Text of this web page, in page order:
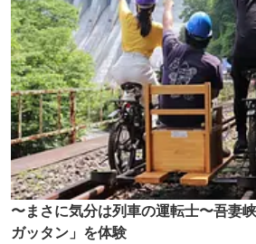
〜まさに気分は列車の運転士〜吾妻
ガッタン」を体験